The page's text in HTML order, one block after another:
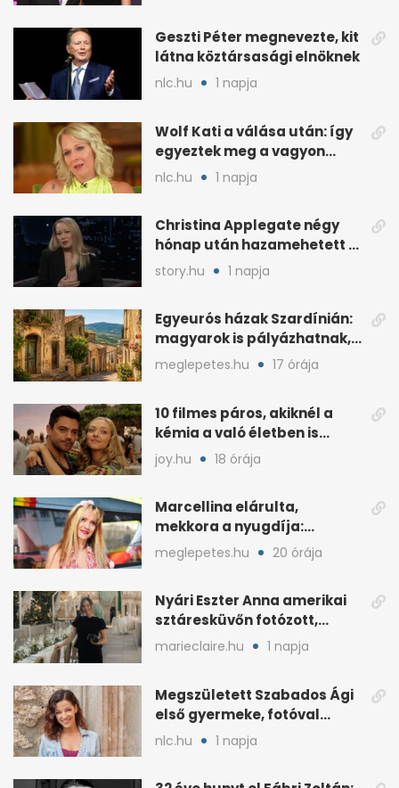
Geszti Péter megnevezte, kit
látna köztársasági elnöknek
nlc.hu 1 napja
Wolf Kati a válása után: így
egyeztek meg a vagyon
megosztásáról
nlc.hu 1 napja
Christina Applegate négy
hónap után hazamehetett a
kórházból, de hallgatnak az
okokról
story.hu 1 napja
Egyeurós házak Szardínián:
magyarok is pályázhatnak,
de vannak feltételek
meglepetes.hu 17 órája
10 filmes páros, akiknél a
kémia a való életben is
féltékenységet szült
joy.hu 18 órája
Marcellina elárulta,
mekkora a nyugdíja:
„Ötvenezer forint”
meglepetes.hu 20 órája
Nyári Eszter Anna amerikai
sztáresküvőn fotózott,
kisbabája után pár
marieclaire.hu 1 napja
Megszületett Szabados Ági
első gyermeke, fotóval
jelentette be
nlc.hu 1 napja